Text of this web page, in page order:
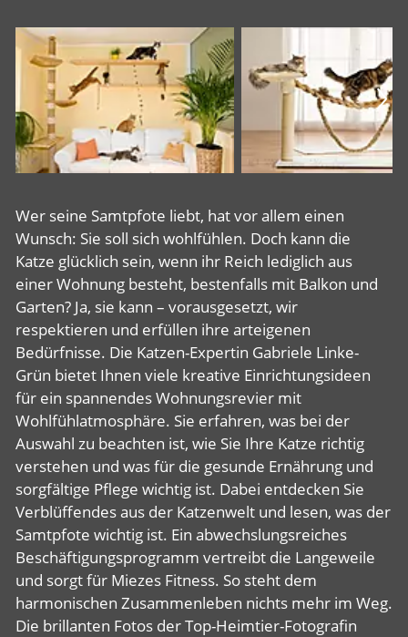
Wer seine Samtpfote liebt, hat vor allem einen
Wunsch: Sie soll sich wohlfühlen. Doch kann die
Katze glücklich sein, wenn ihr Reich lediglich aus
einer Wohnung besteht, bestenfalls mit Balkon und
Garten? Ja, sie kann – vorausgesetzt, wir
respektieren und erfüllen ihre arteigenen
Bedürfnisse. Die Katzen-Expertin Gabriele Linke-
Grün bietet Ihnen viele kreative Einrichtungsideen
für ein spannendes Wohnungsrevier mit
Wohlfühlatmosphäre. Sie erfahren, was bei der
Auswahl zu beachten ist, wie Sie Ihre Katze richtig
verstehen und was für die gesunde Ernährung und
sorgfältige Pflege wichtig ist. Dabei entdecken Sie
Verblüffendes aus der Katzenwelt und lesen, was der
Samtpfote wichtig ist. Ein abwechslungsreiches
Beschäftigungsprogramm vertreibt die Langeweile
und sorgt für Miezes Fitness. So steht dem
harmonischen Zusammenleben nichts mehr im Weg.
Die brillanten Fotos der Top-Heimtier-Fotografin